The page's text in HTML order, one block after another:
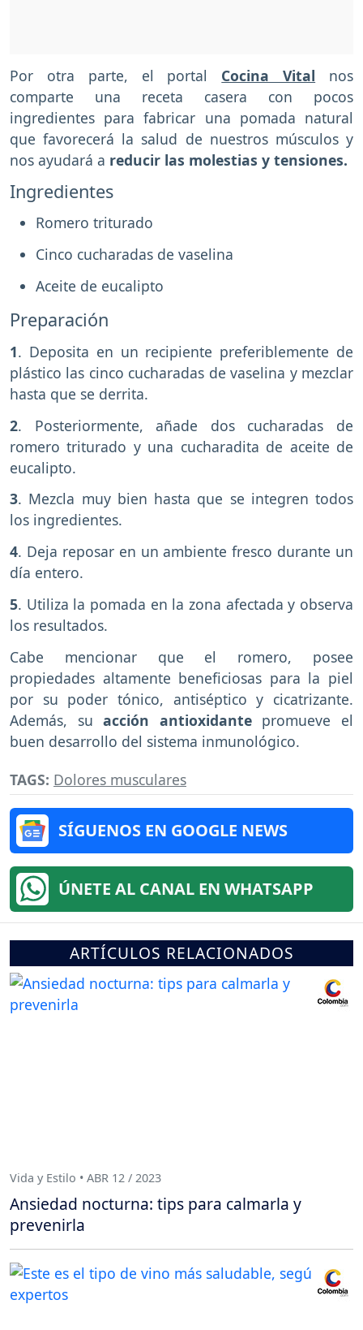
Por otra parte, el portal Cocina Vital nos
comparte una receta casera con pocos
ingredientes para fabricar una pomada natural
que favorecerá la salud de nuestros músculos y
nos ayudará a reducir las molestias y tensiones.
Ingredientes
Romero triturado
Cinco cucharadas de vaselina
Aceite de eucalipto
Preparación
1. Deposita en un recipiente preferiblemente de
plástico las cinco cucharadas de vaselina y mezclar
hasta que se derrita.
2. Posteriormente, añade dos cucharadas de
romero triturado y una cucharadita de aceite de
eucalipto.
3. Mezcla muy bien hasta que se integren todos
los ingredientes.
4. Deja reposar en un ambiente fresco durante un
día entero.
5. Utiliza la pomada en la zona afectada y observa
los resultados.
Cabe mencionar que el romero, posee
propiedades altamente beneficiosas para la piel
por su poder tónico, antiséptico y cicatrizante.
Además, suacción antioxidantepromueve el
buen desarrollo del sistema inmunológico.
TAGS: Dolores musculares
SÍGUENOS EN GOOGLE NEWS
ÚNETE AL CANAL EN WHATSAPP
ARTÍCULOS RELACIONADOS
Vida y Estilo • ABR 12 / 2023
Ansiedad nocturna: tips para calmarla y
prevenirla